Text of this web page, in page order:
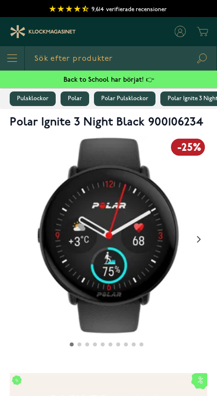
Hoppa till innehållet
9,614 verifierade recensioner
Back to School har börjat! 👉
Pulsklockor Polar Polar Pulsklockor Polar Ignite 3
Polar Ignite 3 Night Black 900106234
-25%